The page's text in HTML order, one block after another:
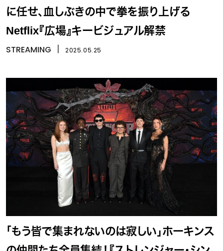
に任せ、血しぶきの中で拳を振り上げる
Netflix『広場』キービジュアル解禁
STREAMING 2025.05.25
「もう皆で集まれないのは寂しい」ホーキンス